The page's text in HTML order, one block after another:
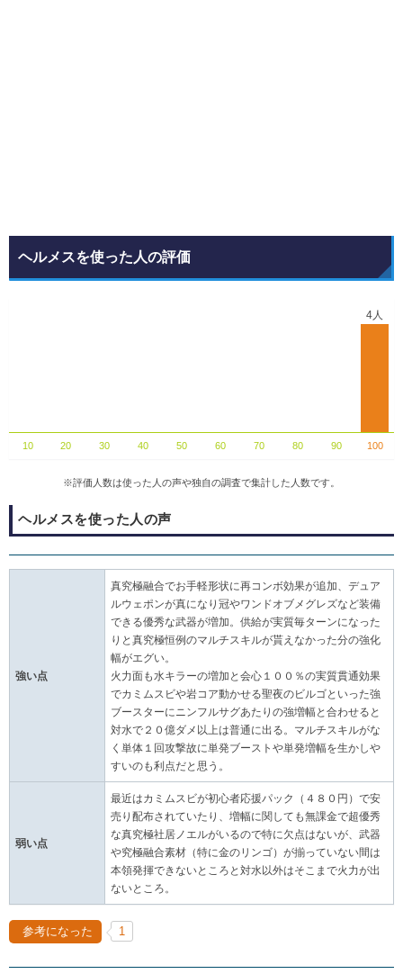
ヘルメスを使った人の評価
4人
10 20 30 40 50 60 70 80 90 100
※評価人数は使った人の声や独自の調査で集計した人数です。
ヘルメスを使った人の声
強い点
真究極融合でお手軽形状に再コンボ効果が追加、デュア
ルウェポンが真になり冠やワンドオブメグレズなど装備
できる優秀な武器が増加。供給が実質毎ターンになった
りと真究極恒例のマルチスキルが貰えなかった分の強化
幅がエグい。
火力面も水キラーの増加と会心１００％の実質貫通効果
でカミムスビや岩コア動かせる聖夜のビルゴといった強
ブースターにニンフルサグあたりの強増幅と合わせると
対水で２０億ダメ以上は普通に出る。マルチスキルがな
く単体１回攻撃故に単発ブーストや単発増幅を生かしや
すいのも利点だと思う。
弱い点
最近はカミムスビが初心者応援パック（４８０円）で安
売り配布されていたり、増幅に関しても無課金で超優秀
な真究極社居ノエルがいるので特に欠点はないが、武器
や究極融合素材（特に金のリンゴ）が揃っていない間は
本領発揮できないところと対水以外はそこまで火力が出
ないところ。
参考になった 1